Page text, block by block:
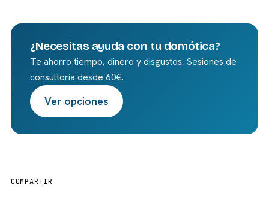
¿Necesitas ayuda con tu domótica?
Te ahorro tiempo, dinero y disgustos. Sesiones de
consultoría desde 60€.
Ver opciones
COMPARTIR